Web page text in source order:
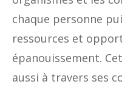
chaque personne
ressources et
épanouissement.
aussi à travers ses